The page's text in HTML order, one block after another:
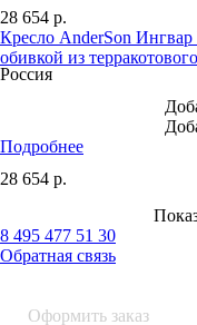
28 654 р.
Кресло AnderSon
обивкой из
Россия
Подробнее
28 654 р.
8 495 477 51 30
Обратная связь
Оформить заказ